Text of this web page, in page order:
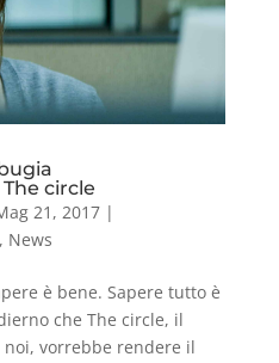
circle
21, 2017|
, News
è bene. Sapere tutto è
che The circle, il
vorrebbe rendere il